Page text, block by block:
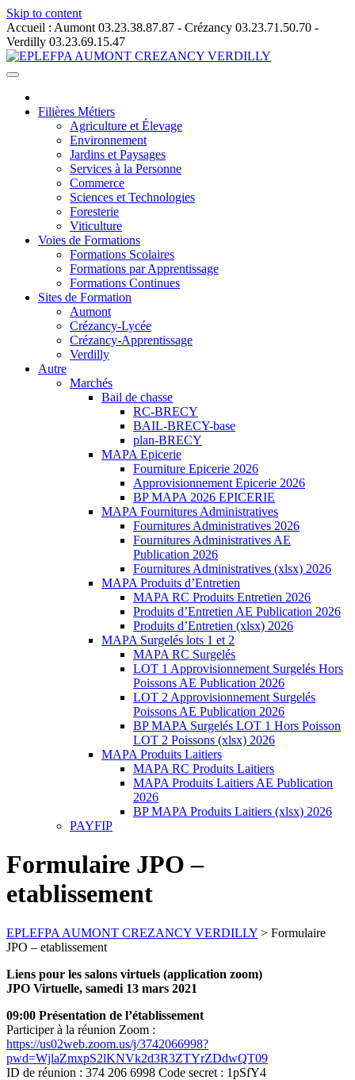
Skip to content
Accueil : Aumont 03.23.38.87.87 - Crézancy 03.23.71.50.70 -
Verdilly 03.23.69.15.47
Filières Métiers
Agriculture et Élevage
Environnement
Jardins et Paysages
Services à la Personne
Commerce
Sciences et Technologies
Foresterie
Viticulture
Voies de Formations
Formations Scolaires
Formations par Apprentissage
Formations Continues
Sites de Formation
Aumont
Crézancy-Lycée
Crézancy-Apprentissage
Verdilly
Autre
Marchés
Bail de chasse
RC-BRECY
BAIL-BRECY-base
plan-BRECY
MAPA Epicerie
Fourniture Epicerie 2026
Approvisionnement Epicerie 2026
BP MAPA 2026 EPICERIE
MAPA Fournitures Administratives
Fournitures Administratives 2026
Fournitures Administratives AE
Publication 2026
Fournitures Administratives (xlsx) 2026
MAPA Produits d’Entretien
MAPA RC Produits Entretien 2026
Produits d’Entretien AE Publication 2026
Produits d’Entretien (xlsx) 2026
MAPA Surgelés lots 1 et 2
MAPA RC Surgelés
LOT 1 Approvisionnement Surgelés Hors
Poissons AE Publication 2026
LOT 2 Approvisionnement Surgelés
Poissons AE Publication 2026
BP MAPA Surgelés LOT 1 Hors Poisson
LOT 2 Poissons (xlsx) 2026
MAPA Produits Laitiers
MAPA RC Produits Laitiers
MAPA Produits Laitiers AE Publication
2026
BP MAPA Produits Laitiers (xlsx) 2026
PAYFIP
Formulaire JPO –
etablissement
EPLEFPA AUMONT CREZANCY VERDILLY > Formulaire
JPO – etablissement
Liens pour les salons virtuels (application zoom)
JPO Virtuelle, samedi 13 mars 2021
09:00 Présentation de l’établissement
Participer à la réunion Zoom :
https://us02web.zoom.us/j/3742066998?
pwd=WjlaZmxpS2lKNVk2d3R3ZTYrZDdwQT09
ID de réunion : 374 206 6998 Code secret : 1pSfY4